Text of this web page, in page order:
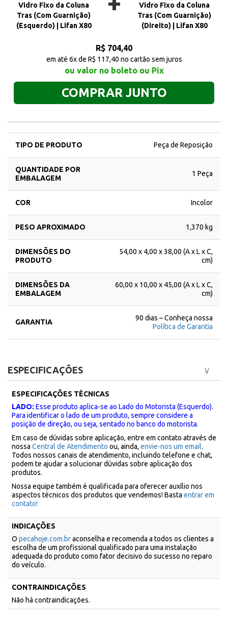
Vidro Fixo da Coluna
Tras (Com Guarnição)
(Esquerdo) | Lifan X80
Vidro Fixo da Coluna
Tras (Com Guarnição)
(Direito) | Lifan X80
R$ 704,40
em até 6x de R$ 117,40 no cartão sem juros
ou valor no boleto ou Pix
COMPRAR JUNTO
TIPO DE PRODUTO Peça de Reposição
QUANTIDADE POR
EMBALAGEM
1 Peça
COR Incolor
PESO APROXIMADO 1,370 kg
DIMENSÕES DO
PRODUTO
54,00 x 4,00 x 38,00 (A x L x C,
cm)
DIMENSÕES DA
EMBALAGEM
60,00 x 10,00 x 45,00 (A x L x C,
cm)
GARANTIA
90 dias – Conheça nossa
Política de Garantia
ESPECIFICAÇÕES
ESPECIFICAÇÕES TÉCNICAS
LADO: Esse produto aplica-se ao Lado do Motorista (Esquerdo).
Para identificar o lado de um produto, sempre considere a
posição de direção, ou seja, sentado no banco do motorista.
Em caso de dúvidas sobre aplicação, entre em contato através de
nossa Central de Atendimento ou, ainda, envie-nos um email.
Todos nossos canais de atendimento, incluindo telefone e chat,
podem te ajudar a solucionar dúvidas sobre aplicação dos
produtos.
Nossa equipe também é qualificada para oferecer auxílio nos
aspectos técnicos dos produtos que vendemos! Basta entrar em
contato!
INDICAÇÕES
O pecahoje.com.braconselha e recomenda a todos os clientes a
escolha de um profissional qualificado para uma instalação
adequada do produto como fator decisivo do sucesso no reparo
do veículo.
CONTRAINDICAÇÕES
Não há contraindicações.